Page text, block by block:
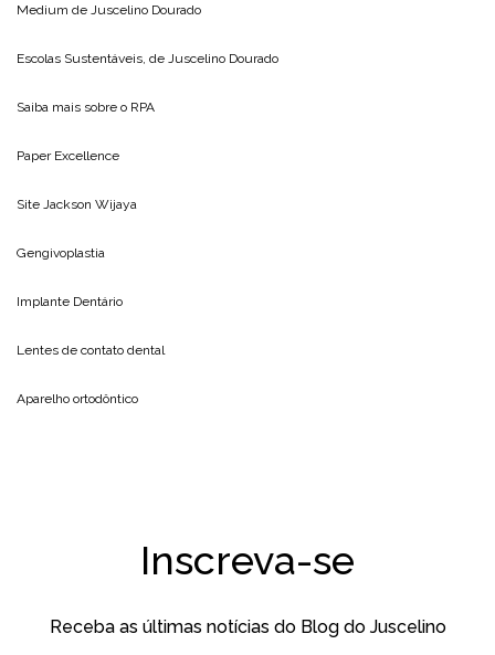
Medium de Juscelino Dourado
Escolas Sustentáveis, de Juscelino Dourado
Saiba mais sobre o RPA
Paper Excellence
Site Jackson Wijaya
Gengivoplastia
Implante Dentário
Lentes de contato dental
Aparelho ortodôntico
Inscreva-se
Receba as últimas notícias do Blog do Juscelino